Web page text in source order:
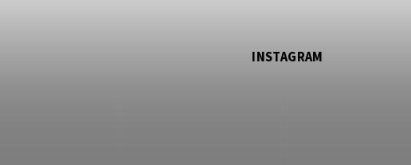
INSTAGRAM